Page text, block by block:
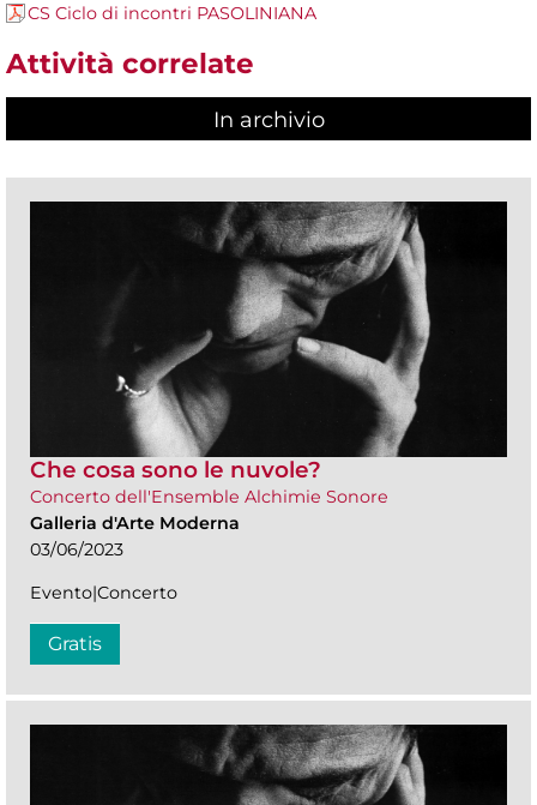
CS Ciclo di incontri PASOLINIANA
Attività correlate
In archivio
Che cosa sono le nuvole?
Concerto dell'Ensemble Alchimie Sonore
Galleria d'Arte Moderna
03/06/2023
Evento|Concerto
Gratis